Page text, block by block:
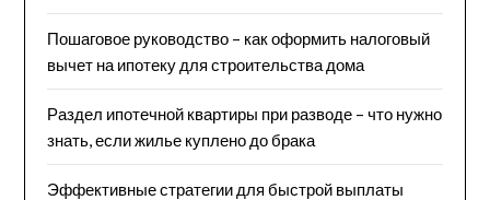
Пошаговое руководство – как оформить налоговый
вычет на ипотеку для строительства дома
Раздел ипотечной квартиры при разводе – что нужно
знать, если жилье куплено до брака
Эффективные стратегии для быстрой выплаты